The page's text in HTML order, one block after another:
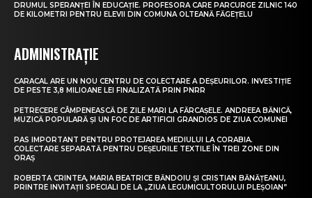
DRUMUL SPERANȚEI ÎN EDUCAȚIE. PROFESORA CARE PARCURGE ZILNIC 140
DE KILOMETRI PENTRU ELEVII DIN COMUNA OLTEANĂ FĂGEȚELU
ADMINISTRAȚIE
CARACAL ARE UN NOU CENTRU DE COLECTARE A DEȘEURILOR. INVESTIȚIE
DE PESTE 3,8 MILIOANE LEI FINALIZATĂ PRIN PNRR
PETRECERE CÂMPENEASCĂ DE ZILE MARI LA FĂRCAȘELE. ANDREEA BĂNICĂ,
MUZICĂ POPULARĂ ȘI UN FOC DE ARTIFICII GRANDIOS DE ZIUA COMUNEI
PAS IMPORTANT PENTRU PROTEJAREA MEDIULUI LA CORABIA.
COLECTARE SEPARATĂ PENTRU DEȘEURILE TEXTILE ÎN TREI ZONE DIN
ORAȘ
ROBERTA CRINTEA, MARIA BEATRICE BĂNDOIU ȘI CRISTIAN BĂNĂȚEANU,
PRINTRE INVITAȚII SPECIALI DE LA „ZIUA LEGUMICULTORULUI PLEȘOIAN”